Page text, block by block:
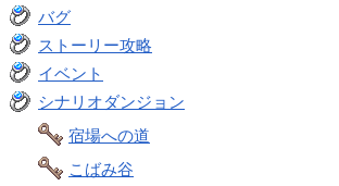
バグ
ストーリー攻略
イベント
シナリオダンジョン
宿場への道
こばみ谷